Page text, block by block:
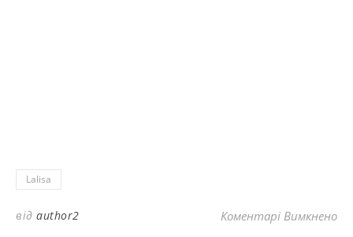
Lalisa
від author2 Коментарі Вимкненодо